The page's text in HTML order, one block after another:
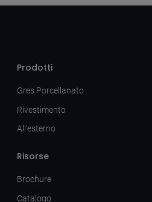
Prodotti
Gres Porcellanato
Rivestimento
All'esterno
Risorse
Brochure
Catalogo